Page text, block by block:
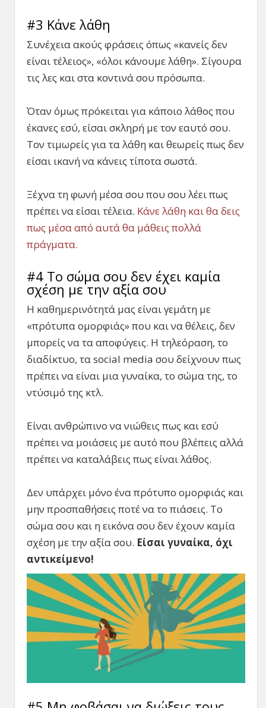
#3 Κάνε λάθη
Συνέχεια ακούς φράσεις όπως «κανείς δεν
είναι τέλειος», «όλοι κάνουμε λάθη». Σίγουρα
τις λες και στα κοντινά σου πρόσωπα.
Όταν όμως πρόκειται για κάποιο λάθος που
έκανες εσύ, είσαι σκληρή με τον εαυτό σου.
Τον τιμωρείς για τα λάθη και θεωρείς πως δεν
είσαι ικανή να κάνεις τίποτα σωστά.
Ξέχνα τη φωνή μέσα σου που σου λέει πως
πρέπει να είσαι τέλεια. Κάνε λάθη και θα δεις
πως μέσα από αυτά θα μάθεις πολλά
πράγματα.
#4 Το σώμα σου δεν έχει καμία
σχέση με την αξία σου
Η καθημερινότητά μας είναι γεμάτη με
«πρότυπα ομορφιάς» που και να θέλεις, δεν
μπορείς να τα αποφύγεις. Η τηλεόραση, το
διαδίκτυο, τα social media σου δείχνουν πως
πρέπει να είναι μια γυναίκα, το σώμα της, το
ντύσιμό της κτλ.
Είναι ανθρώπινο να νιώθεις πως και εσύ
πρέπει να μοιάσεις με αυτό που βλέπεις αλλά
πρέπει να καταλάβεις πως είναι λάθος.
Δεν υπάρχει μόνο ένα πρότυπο ομορφιάς και
μην προσπαθήσεις ποτέ να το πιάσεις. Το
σώμα σου και η εικόνα σου δεν έχουν καμία
σχέση με την αξία σου. Είσαι γυναίκα, όχι
αντικείμενο!